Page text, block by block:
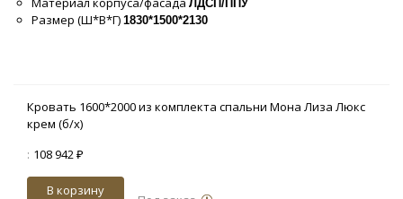
ЛДСП/ППУ
Размер (Ш*В*Г) 1830*1500*2130
Кровать 1600*2000 из комплекта спальни Мона Лиза Люкс
крем (б/х)
: 108 942 ₽
В корзину